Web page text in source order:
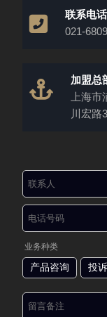
联系电话
021-
加盟总
上海
川宏路
业务种类
产品咨询 投